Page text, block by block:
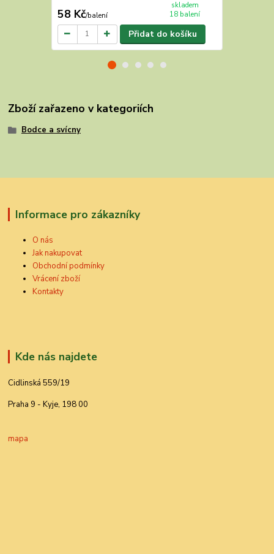
58 Kč/balení
skladem
18 balení
Přidat do košíku
Zboží zařazeno v kategoriích
Bodce a svícny
Informace pro zákazníky
O nás
Jak nakupovat
Obchodní podmínky
Vrácení zboží
Kontakty
Kde nás najdete
Cidlinská 559/19
Praha 9 - Kyje, 198 00
mapa